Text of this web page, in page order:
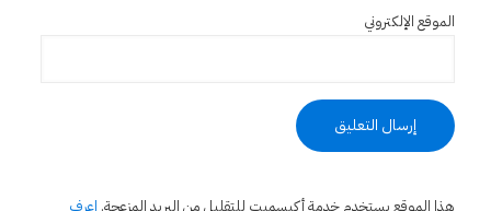
الموقع الإلكتروني
هذا الموقع يستخدم خدمة أكيسميت للتقليل من البريد المزعجة. اعرف